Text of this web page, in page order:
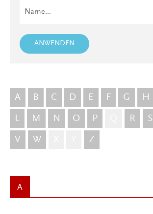
A B C D E F G H
L M N O P R S
V W Z
A